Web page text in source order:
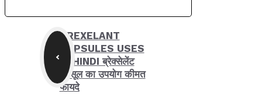
BREXELANT
CAPSULES USES
IN HINDI ब्रेक्सेलेंट
कैप्सूल का उपयोग कीमत
फायदे